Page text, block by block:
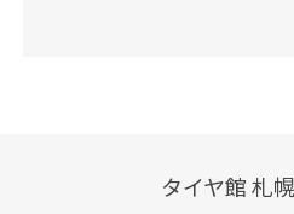
タイヤ館 札